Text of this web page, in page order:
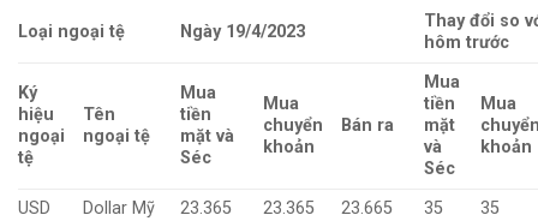
Loại ngoại tệ Ngày 19/4/2023
Thay đổi so
hôm trước
Ký
hiệu
ngoại
tệ
Tên
ngoại tệ
Mua
tiền
mặt và
Séc
Mua
chuyển
khoản
Bán ra
Mua
tiền
mặt
và
Séc
Mua
khoản
USD Dollar Mỹ 23.365 23.365 23.665 35
35